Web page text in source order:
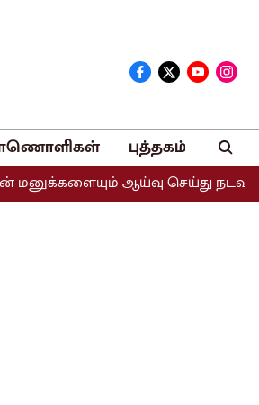
புத்தகம்
ஆய்வு செய்து நடவடிக்கை